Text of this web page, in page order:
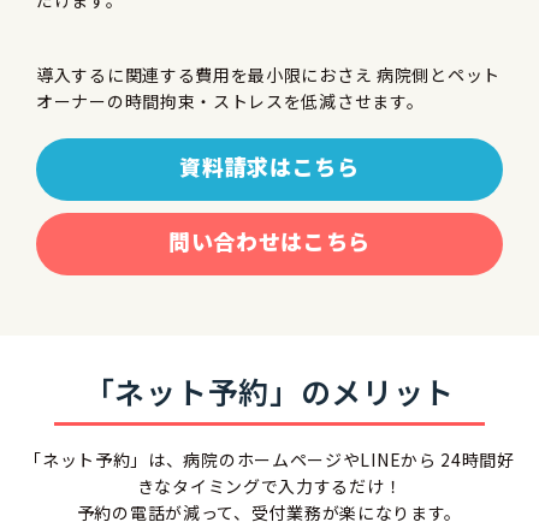
導入するに関連する費用を最小限におさえ 病院側とペット
オーナーの時間拘束・ストレスを低減させます。
資料請求はこちら
問い合わせはこちら
「ネット予約」のメリット
「ネット予約」は、病院のホームページやLINEから 24時間好
きなタイミングで入力するだけ！
予約の電話が減って、受付業務が楽になります。